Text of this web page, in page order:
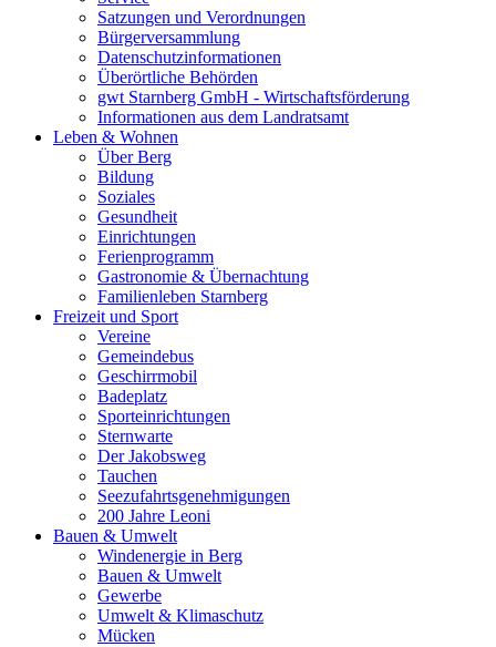
Satzungen und Verordnungen
Bürgerversammlung
Datenschutzinformationen
Überörtliche Behörden
gwt Starnberg GmbH - Wirtschaftsförderung
Informationen aus dem Landratsamt
Leben & Wohnen
Über Berg
Bildung
Soziales
Gesundheit
Einrichtungen
Ferienprogramm
Gastronomie & Übernachtung
Familienleben Starnberg
Freizeit und Sport
Vereine
Gemeindebus
Geschirrmobil
Badeplatz
Sporteinrichtungen
Sternwarte
Der Jakobsweg
Tauchen
Seezufahrtsgenehmigungen
200 Jahre Leoni
Bauen & Umwelt
Windenergie in Berg
Bauen & Umwelt
Gewerbe
Umwelt & Klimaschutz
Mücken